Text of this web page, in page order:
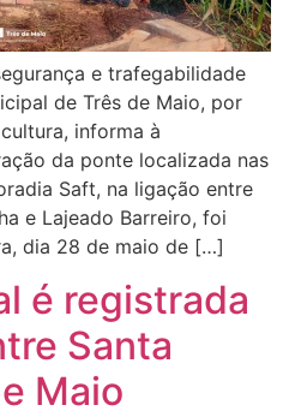
e trafegabilidade
de Três de Maio, por
informa à
da ponte localizada nas
Saft, na ligação entre
e Lajeado Barreiro, foi
dia 28 de maio de […]
é registrada
Santa
Maio